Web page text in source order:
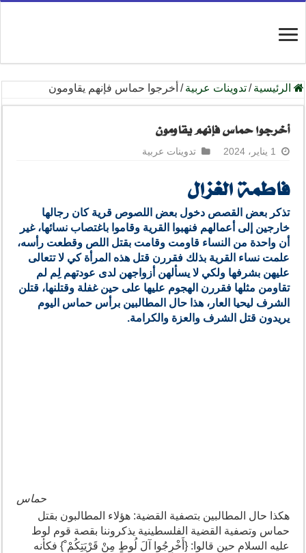
الرئيسية /تدوينات عربية / أخرجوا حماس فإنهم يقاومون
أخرجوا حماس فإنهم يقاومون
1 يناير، 2024 تدوينات عربية
فاطمة الغزال
تذكر بعض القصص دخول بعض اللصوص قرية كان رجالها
خارجين إلى أعمالهم فنهبوا القرية وقاموا باغتصاب نسائها، غير
أن واحدة من النساء قاومت وقامت بقتل اللص وقطعت رأسه،
علمت نساء القرية بذلك فقررن قتل هذه المرأة كي لا تتعالى
عليهن بشرفها ولكي لا يسألهن أزواجهن لدى عودتهم لِم لم
تقاومن مثلها فقررن الهجوم عليها على حين غفلة وقتلنها، قتلن
الشرف ليحيا العار، هذا حال المطالبين برأس حماس اليوم
يريدون قتل الشرف والعزة والكرامة.
حماس
هكذا حال المطالبين بتصفية القضية: هؤلاء المطالبون بقتل
حماس وتصفية القضية الفلسطينية يذكروننا بقصة قوم لوط
عليه السلام حين قالوا: {أَخْرِجُوا آلَ لُوطٍ مِنْ قَرْيَتِكُمْ ْ} فكأنه